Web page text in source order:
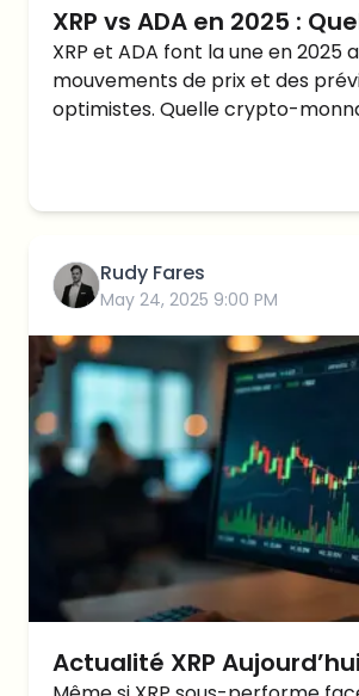
XRP vs ADA en 2025 :
mènera le prochain bull
XRP et ADA font la une en 2025
mouvements de prix et des
optimistes. Quelle crypto-
Rudy Fares
May 24, 2025 9:00 PM
Actualité XRP